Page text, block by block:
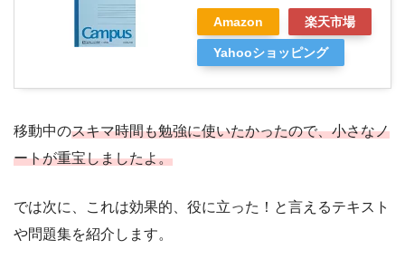
Amazon 楽天市場
Yahooショッピング
移動中のスキマ時間も勉強に使いたかったので、小さなノ
ートが重宝しましたよ。
では次に、これは効果的、役に立った！と言えるテキスト
や問題集を紹介します。